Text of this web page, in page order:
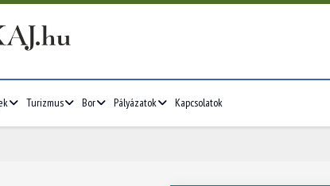
Turizmus Bor Pályázatok Kapcsolatok